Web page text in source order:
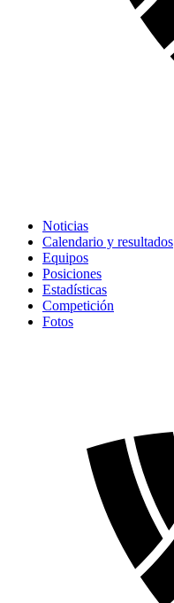
Noticias
Calendario y resultados
Equipos
Posiciones
Estadísticas
Competición
Fotos